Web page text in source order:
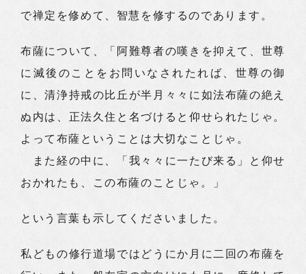
で禅定を修めて、智慧を修するのであります。
布薩について、「阿難尊者の嘆きを抑えて、世尊
に滅後のことをお問いなされたれば、世尊の御
に、清浄持戒の比丘が半月々々に如法布薩の絶え
ぬ内は、正法久住と名づけると仰せられたじゃ。
よって布薩ということは大切なことじゃ。
また経の中に、「我々々に一たび来る」と仰せ
おかれたも、この布薩のことじゃ。」
という言葉も示してくださいました。
私どもの修行道場ではどうにか月に二回の布薩を